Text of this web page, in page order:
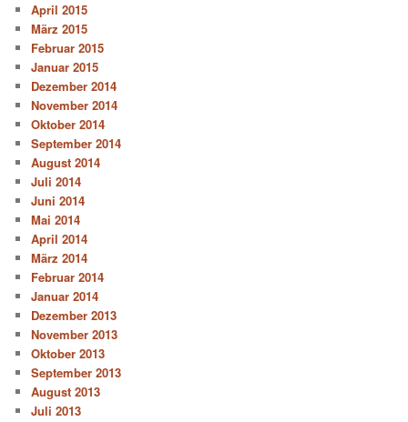
April 2015
März 2015
Februar 2015
Januar 2015
Dezember 2014
November 2014
Oktober 2014
September 2014
August 2014
Juli 2014
Juni 2014
Mai 2014
April 2014
März 2014
Februar 2014
Januar 2014
Dezember 2013
November 2013
Oktober 2013
September 2013
August 2013
Juli 2013